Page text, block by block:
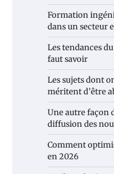
Formation
dans un secteur
Les tendances
faut savoir
Les sujets dont
méritent d’être
Une autre façon
diffusion des
Comment
en 2026